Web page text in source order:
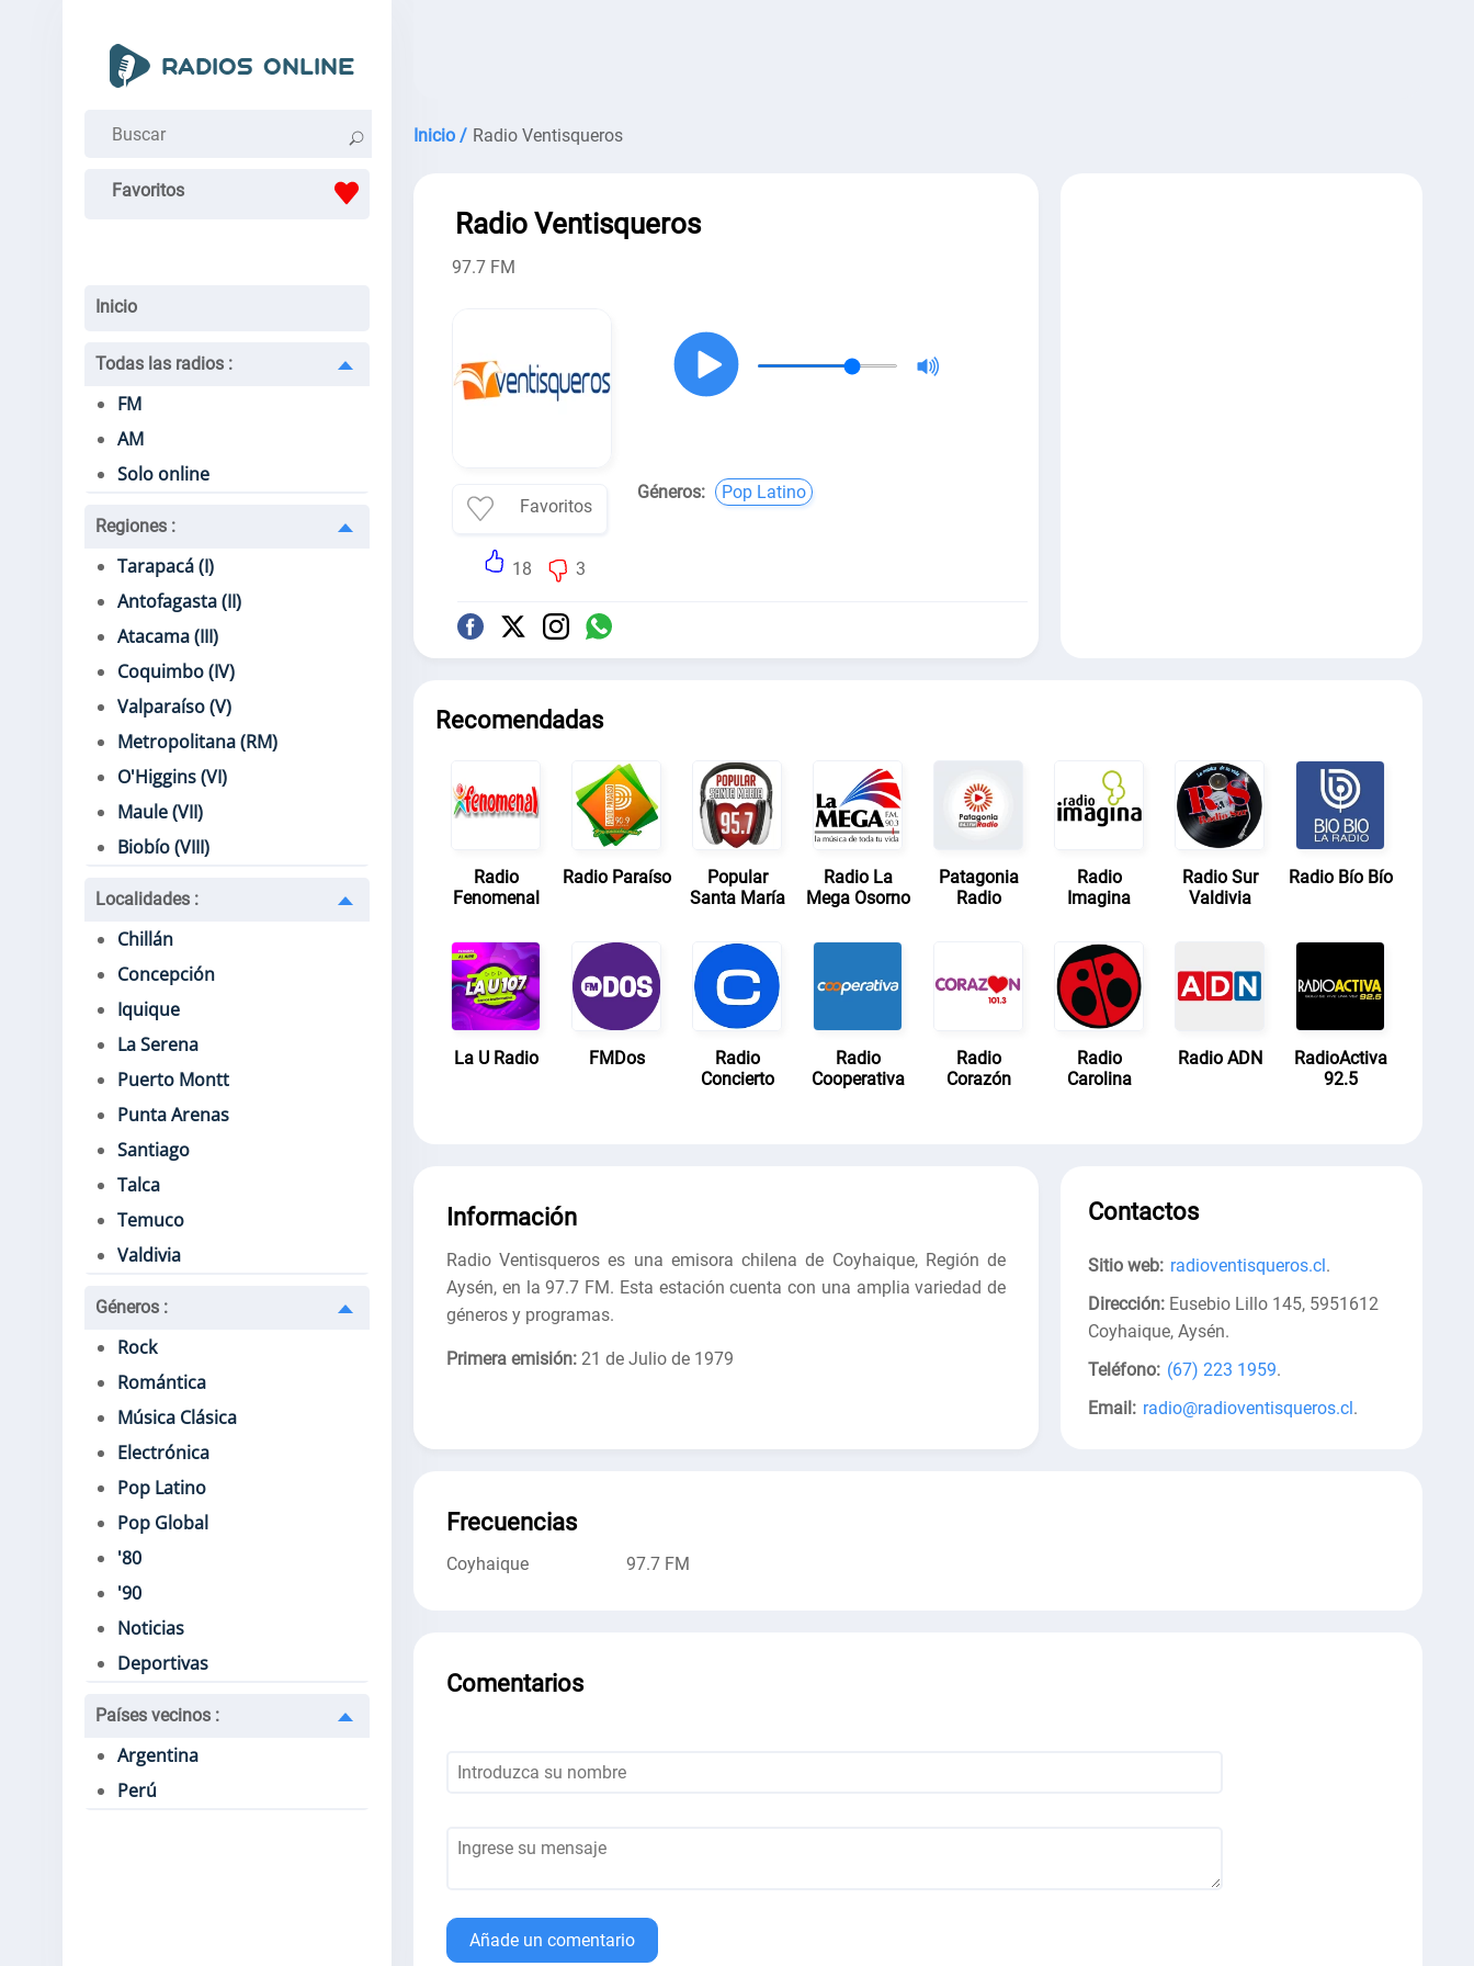
Favoritos
Inicio
Todas las radios :
FM
AM
Solo online
Regiones :
Tarapacá (I)
Antofagasta (II)
Atacama (III)
Coquimbo (IV)
Valparaíso (V)
Metropolitana (RM)
O'Higgins (VI)
Maule (VII)
Biobío (VIII)
Localidades :
Chillán
Concepción
Iquique
La Serena
Puerto Montt
Punta Arenas
Santiago
Talca
Temuco
Valdivia
Géneros :
Rock
Romántica
Música Clásica
Electrónica
Pop Latino
Pop Global
'80
'90
Noticias
Deportivas
Países vecinos :
Argentina
Perú
Inicio / Radio Ventisqueros
Radio Ventisqueros
97.7 FM
Favoritos
18 3
Géneros: Pop Latino
Recomendadas
Radio
Fenomenal
Radio Paraíso
Popular
Santa María
Radio La
Mega Osorno
Patagonia
Radio
Radio
Imagina
Radio Sur
Valdivia
Radio Bío Bío
La U Radio FMDos
Radio
Concierto
Radio
Cooperativa
Radio
Corazón
Radio
Carolina
Radio ADN
RadioActiva
92.5
Información
Radio Ventisqueros es una emisora chilena de Coyhaique, Región de
Aysén, en la 97.7 FM. Esta estación cuenta con una amplia variedad de
géneros y programas.
Primera emisión: 21 de Julio de 1979
Contactos
Sitio web: radioventisqueros.cl.
Dirección: Eusebio Lillo 145, 5951612
Coyhaique, Aysén.
Teléfono: (67) 223 1959.
Email: radio@radioventisqueros.cl.
Frecuencias
Coyhaique 97.7 FM
Comentarios
Añade un comentario